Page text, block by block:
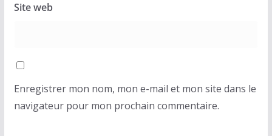
Site web
Enregistrer mon nom, mon e-mail et mon site dans le
navigateur pour mon prochain commentaire.